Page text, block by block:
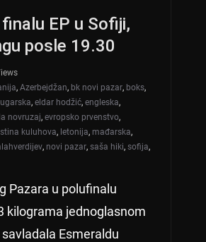
EP u Sofiji,
posle 19.30
, Azerbejdžan, bk novi pazar, boks,
, eldar hodžić, engleska,
novruzaj, evropsko prvenstvo,
kuluhova, letonija, mađarska,
, novi pazar, saša hiki, sofija,
Pazara u polufinalu
kilograma jednoglasnom
Esmeraldu